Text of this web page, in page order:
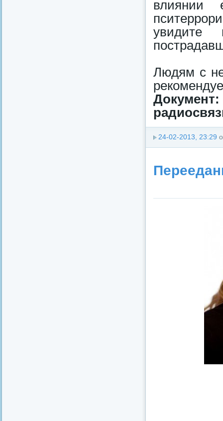
влиянии
увидите
Людям с
24-02-2013, 23:29